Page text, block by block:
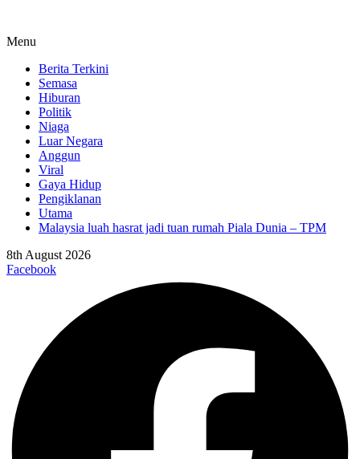
Menu
Berita Terkini
Semasa
Hiburan
Politik
Niaga
Luar Negara
Anggun
Viral
Gaya Hidup
Pengiklanan
Utama
Malaysia luah hasrat jadi tuan rumah Piala Dunia – TPM
8th August 2026
Facebook